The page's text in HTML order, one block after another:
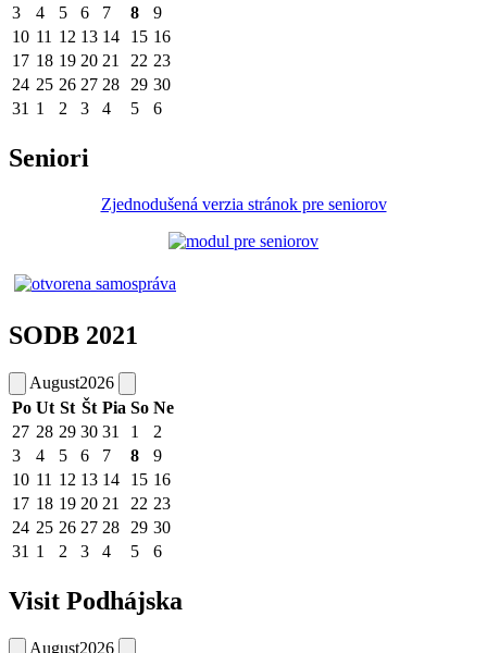
3
4 5 6 7 8
9
10 11 12 13 14 15 16
17 18 19 20 21 22 23
24 25 26 27 28 29 30
31 1 2 3 4 5 6
Seniori
Zjednodušená verzia stránok pre seniorov
SODB 2021
August2026
Po Ut St Št Pia So Ne
27 28 29 30 31 1
2
3
4 5 6 7 8
9
10 11 12 13 14 15 16
17 18 19 20 21 22 23
24 25 26 27 28 29 30
31 1 2 3 4 5 6
Visit Podhájska
August2026